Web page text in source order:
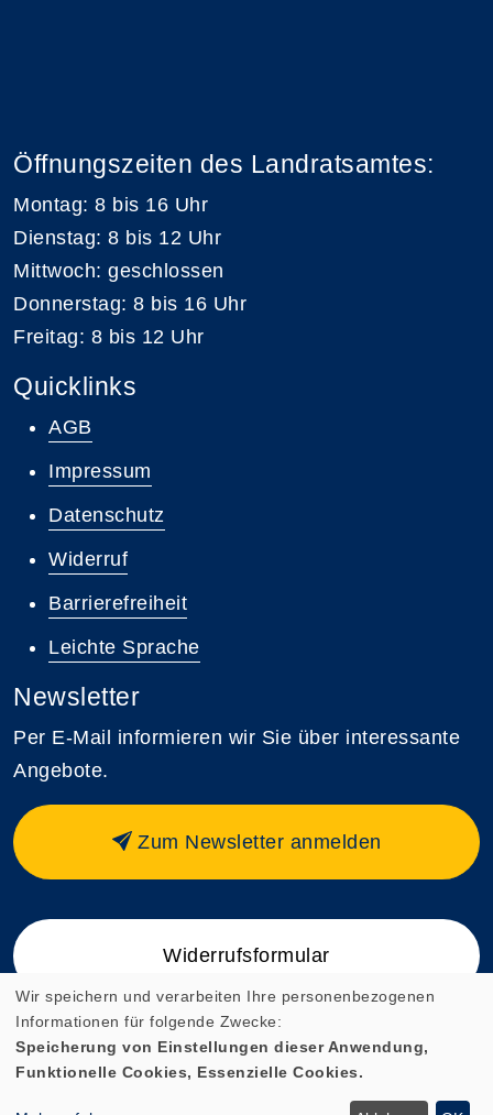
Öffnungszeiten des Landratsamtes:
Montag: 8 bis 16 Uhr
Dienstag: 8 bis 12 Uhr
Mittwoch: geschlossen
Donnerstag: 8 bis 16 Uhr
Freitag: 8 bis 12 Uhr
Quicklinks
AGB
Impressum
Datenschutz
Widerruf
Barrierefreiheit
Leichte Sprache
Newsletter
Per E-Mail informieren wir Sie über interessante
Angebote.
Zum Newsletter anmelden
Widerrufsformular
Cookie Einstellungen
Wir speichern und verarbeiten Ihre personenbezogenen
Informationen für folgende Zwecke:
Speicherung von Einstellungen dieser Anwendung,
Funktionelle Cookies, Essenzielle Cookies.